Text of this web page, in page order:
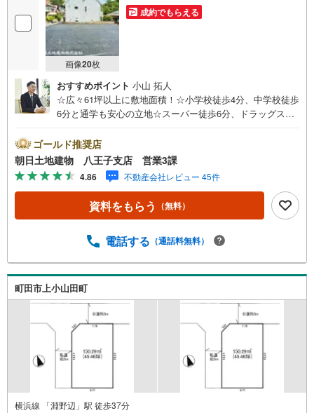
画像20枚
成約でもらえる
おすすめポイント 小山 拓人
☆広々61坪以上に敷地面積！☆小学校徒歩4分、中学校徒歩
6分と通学も安心の立地☆スーパー徒歩6分、ドラッグスト
無しのためお好きなメーカーで建築できます！※バザール会
場には、ベビーベッドや キッズスペースをご用意してお
ります。 小さなお子様連れでも、安心してご来場くださ
い！資料請求、住宅ローンのご相談などお気軽にお問合せ
ください！スタッフ25名でお客様がご覧になったことのな
い情報を多数ご用意しております。インターネット、チラ
他物件もご紹介可能です。 担当営業へご希望をお伝えくだ
わせ、弊社へのご来社など、ご相談ください。ご希望があ
れば周辺環境、お客様の希望に合わせた物件などもご案内
をいたします。お住まい探しは朝日土地建物（株）八王子
店 営業3課にお任せください！
ゴールド推奨店
朝日土地建物 八王子支店 営業3課
4.86 不動産会社レビュー 45件
資料をもらう （無料）
電話する （通話料無料）
町田市上小山田町
横浜線 「淵野辺」駅 徒歩37分